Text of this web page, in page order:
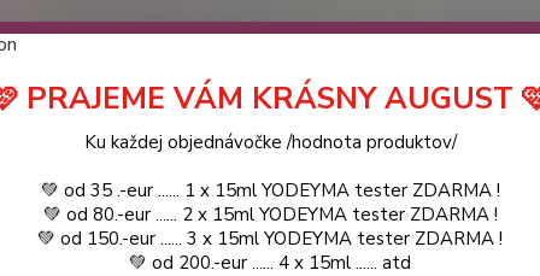
❤️ od .. 35 .-eur CENA PRODUKTOV si môžte vybrať ..
.. (TIE VŠAK TERBA VPÍSAŤ V SEKCII DODACE
a VIDÍME SA V MAILOCH a v Košiciach :) aj OSOBNE. 👋🤚👋 ..
KATALÓG Blog
Hľadať
PRAJEME VÁM KRÁSNY AUGUST
Ku každej objednávočke /hodnota produktov/
💚 od 35 .-eur ...... 1 x 15ml YODEYMA tester ZDARMA !
💚 od 80.-eur ...... 2 x 15ml YODEYMA tester ZDARMA !
💚 od 150.-eur ...... 3 x 15ml YODEYMA tester ZDARMA !
💚 od 200.-eur ...... 4 x 15ml ...... atd